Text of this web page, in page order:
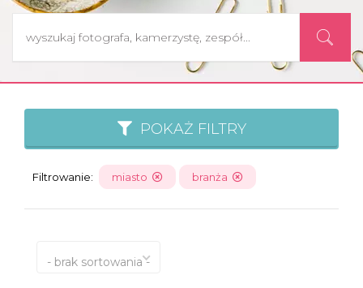
POKAŻ FILTRY
Filtrowanie: miasto branża
- brak sortowania -